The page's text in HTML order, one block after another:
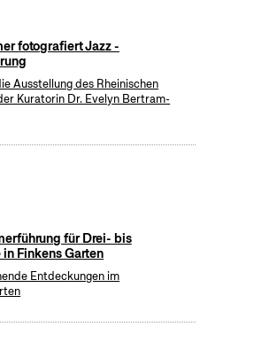
fotografiert Jazz -
Ausstellung des Rheinischen
Kuratorin Dr. Evelyn Bertram-
für Drei- bis
Finkens Garten
Entdeckungen im